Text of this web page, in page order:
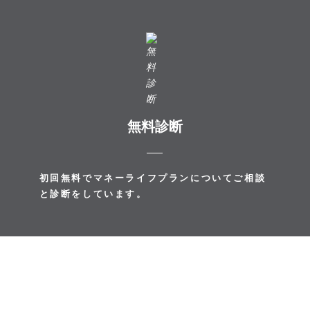
無料診断
初回無料でマネーライフプランについてご相談
と診断をしています。